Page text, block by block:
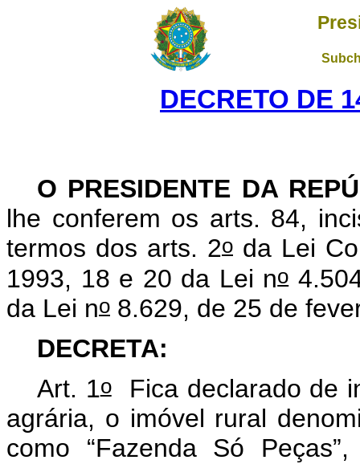
DECRETO DE
O PRESIDENTE DA
lhe conferem os arts. 84,
termos dos arts. 2o da Lei
1993, 18 e 20 da Lei no
da Lei no 8.629, de 25 de
DECRETA:
Art. 1oFica declarado de
agrária, o imóvel rural
como “Fazenda Só